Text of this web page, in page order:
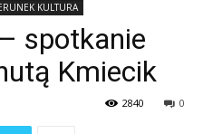
KULTURA
spotkanie
Kmiecik
0
2840